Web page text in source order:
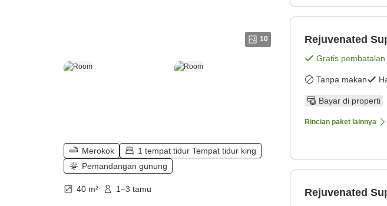
10
Merokok
1 tempat tidur Tempat tidur king
Pemandangan gunung
40 m² 1–3 tamu
Rejuvenated
Gratis
Tanpa makan
Bayar di properti
Rincian paket lainnya
Rejuvenated